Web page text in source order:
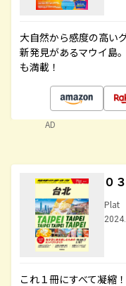
大自然から感度の高い
新発見があるマウイ島
も満載！
AD
０
Plat
これ１冊にすべて凝縮